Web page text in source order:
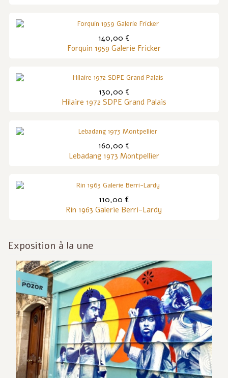
140,00 €
Forquin 1959 Galerie Fricker
130,00 €
Hilaire 1972 SDPE Grand Palais
160,00 €
Lebadang 1973 Montpellier
110,00 €
Rin 1963 Galerie Berri-Lardy
Exposition à la une